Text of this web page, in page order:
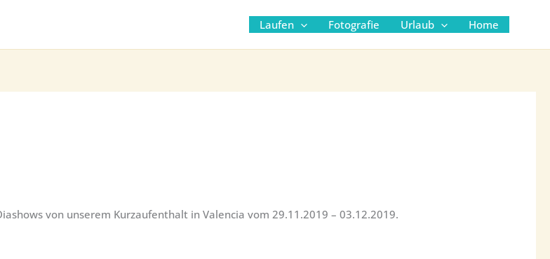
Laufen Fotografie Urlaub Home
von unserem Kurzaufenthalt in Valencia vom 29.11.2019 – 03.12.2019.